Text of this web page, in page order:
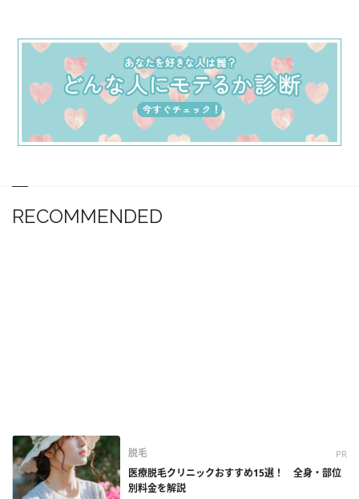
RECOMMENDED
脱毛 PR
医療脱毛クリニックおすすめ15選！ 全身・部位
別料金を解説